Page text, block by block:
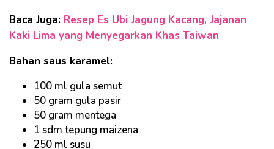
Baca Juga: Resep Es Ubi Jagung Kacang, Jajanan
Kaki Lima yang Menyegarkan Khas Taiwan
Bahan saus karamel:
100 ml gula semut
50 gram gula pasir
50 gram mentega
1 sdm tepung maizena
250 ml susu